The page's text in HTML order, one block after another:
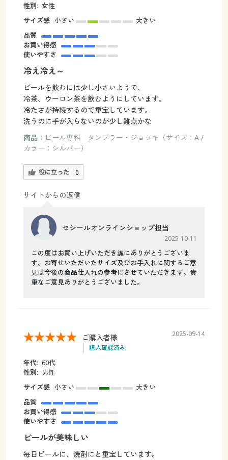
性別: 女性
サイズ感 小さい
大きい
品質
お買い得感
使いやすさ
冷え冷え～
ビールを飲むには少し小さいようで、
冷茶、ウーロン茶を飲むようにしています。
冷たさが持続するので重宝しています。
洗うのに手が入らないのが少し難点かな
商品： ビール専科 タンブラー・ジョッキ（サイズ：A /
カラー：シルバー）
役に立った 0
サイトからの返信
セシールオンラインショップ担当
2025-10-11
この度はお買い上げいただき誠にありがとうございま
す。お寄せいただいたサイズ及びお手入れに関するご意
見は今後の商品仕入れの参考にさせていただきます。貴
重なご意見ありがとうございました。
ご購入者様
購入確認済み
2025-09-14
年代: 60代
性別: 男性
サイズ感 小さい
大きい
品質
お買い得感
使いやすさ
ビールが美味しい
毎日ビールに、焼酎にと重宝しています。